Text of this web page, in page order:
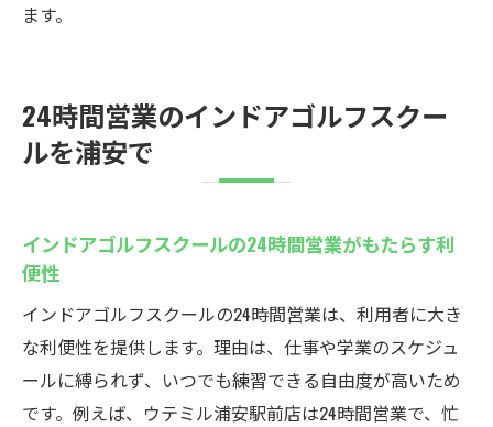
ます。
24時間営業のインドアゴルフスクー
ルを浦安で
インドアゴルフスクールの24時間営業がもたらす利
便性
インドアゴルフスクールの24時間営業は、利用者に大き
な利便性を提供します。理由は、仕事や学業のスケジュ
ールに縛られず、いつでも練習できる自由度が高いため
です。例えば、ウテミル浦安駅前店は24時間営業で、忙